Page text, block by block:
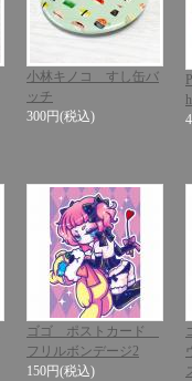
小林キノコ すし缶バ
ッチ
300円(税込)
ゴゴ ポストカード
フリルボンデージ2
150円(税込)